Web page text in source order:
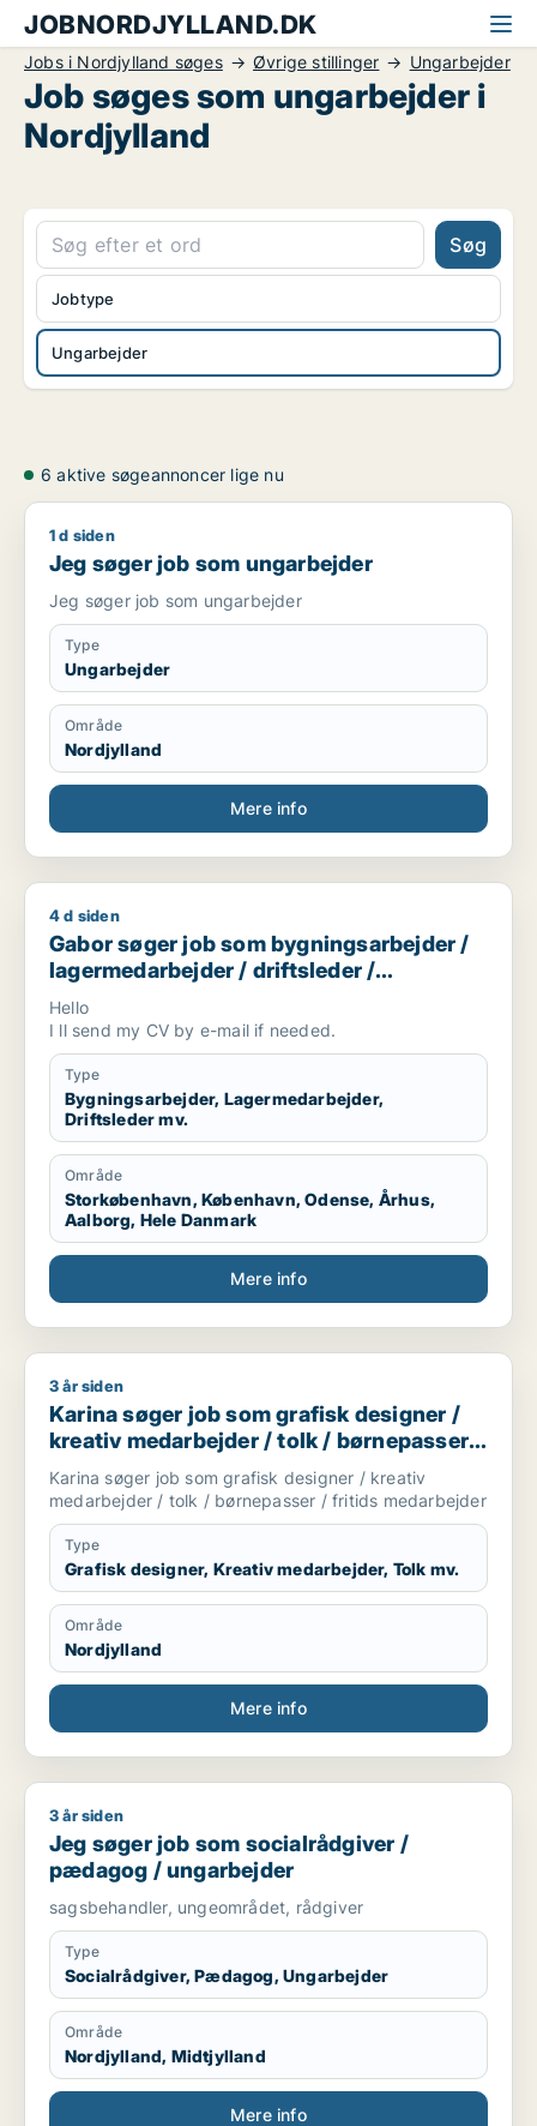
JOBNORDJYLLAND.DK
Jobs i Nordjylland søges Øvrige stillinger Ungarbejder
Job søges som ungarbejder i
Nordjylland
Søg
Ungarbejder
Jobtype
6 aktive søgeannoncer lige nu
Jeg søger job som ungarbejder
1 d siden
Jeg søger job som ungarbejder
Jeg søger job som ungarbejder
Type
Ungarbejder
Område
Nordjylland
Mere info
Gabor søger job som bygningsarbejder /
4 d siden
Gabor søger job som bygningsarbejder /
lagermedarbejder / driftsleder /
ungarbejder / ufaglært
Hello
I ll send my CV by e-mail if needed.
Type
Bygningsarbejder, Lagermedarbejder,
Driftsleder mv.
Område
Storkøbenhavn, København, Odense, Århus,
Aalborg, Hele Danmark
Mere info
Karina søger job som grafisk designer / kreativ
3 år siden
Karina søger job som grafisk designer /
kreativ medarbejder / tolk / børnepasser /
fritids medarbejder
Karina søger job som grafisk designer / kreativ
medarbejder / tolk / børnepasser / fritids medarbejder
Type
Grafisk designer, Kreativ medarbejder, Tolk mv.
Område
Nordjylland
Mere info
Jeg søger job som socialrådgiver / pædagog / ungarbejder
3 år siden
Jeg søger job som socialrådgiver /
pædagog / ungarbejder
sagsbehandler, ungeområdet, rådgiver
Type
Socialrådgiver, Pædagog, Ungarbejder
Område
Nordjylland, Midtjylland
Mere info